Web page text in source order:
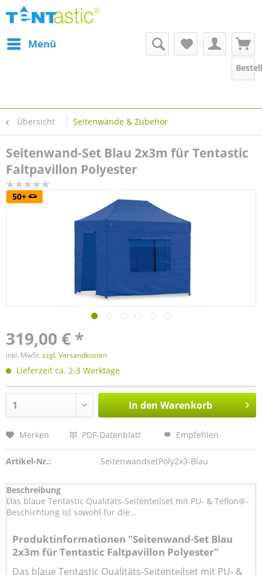
Menü
Übersicht Seitenwände & Zubehör
Seitenwand-Set Blau 2x3m für Tentastic
Faltpavillon Polyester
50+
319,00 € *
inkl. MwSt. zzgl. Versandkosten
Lieferzeit ca. 2-3 Werktage
In den Warenkorb
Merken PDF-Datenblatt Empfehlen
Artikel-Nr.: SeitenwandsetPoly2x3-Blau
Beschreibung
Das blaue Tentastic Qualitäts-Seitenteilset mit PU- & Teflon®-
Beschichtung ist sowohl für die...
Produktinformationen "Seitenwand-Set Blau
2x3m für Tentastic Faltpavillon Polyester"
Das blaue Tentastic Qualitäts-Seitenteilset mit PU- &